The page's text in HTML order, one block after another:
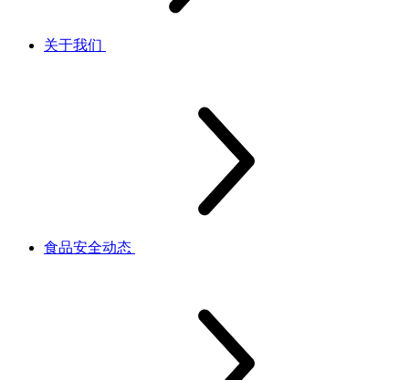
关于我们
食品安全动态